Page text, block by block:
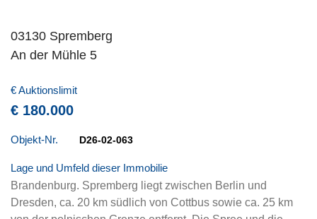
03130 Spremberg
An der Mühle 5
€ Auktionslimit
€ 180.000
Objekt-Nr. D26-02-063
Lage und Umfeld dieser Immobilie
Brandenburg. Spremberg liegt zwischen Berlin und
Dresden, ca. 20 km südlich von Cottbus sowie ca. 25 km